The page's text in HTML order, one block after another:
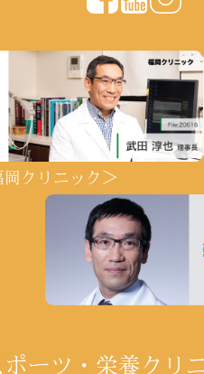
岡クリニック＞
ーツ・栄養クリ